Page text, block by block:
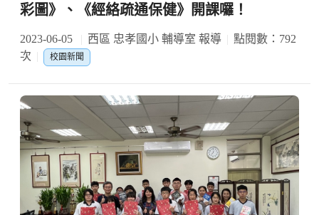
彩圖》、《經絡疏通保健》開課囉！
2023-06-05 西區 忠孝國小 輔導室 報導
點閱數：792
次
校園新聞